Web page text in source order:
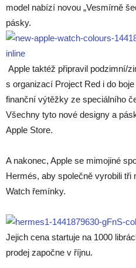
model nabízí novou „Vesmírně
pásky.
Apple taktéž připravil podzimní/
s organizací Project Red i do
finanční výtěžky ze speciálního
Všechny tyto nové designy a
Apple Store.
A nakonec, Apple se mimojiné
Hermés, aby společně vyrobili tři
Watch řemínky.
Jejich cena startuje na 1000
prodej započne v říjnu.